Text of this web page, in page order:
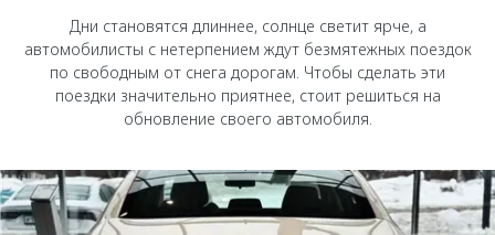
от 2 739 000 ₽*
Прайс-листы
Тест-драйв
OMODA Лизинг
Кредитные программы
Страхование
Техническое обслуживание
Комплексная диагностика
Гарантия
Дополнительная техническая поддержка
Приложение O&J
Клуб владельцев OMODA
Бренд JAECOO
Обратная связь
Дни становятся длиннее, солнце светит ярче, а
автомобилисты с нетерпением ждут безмятежных поездок
по свободным от снега дорогам. Чтобы сделать эти
поездки значительно приятнее, стоит решиться на
обновление своего автомобиля.